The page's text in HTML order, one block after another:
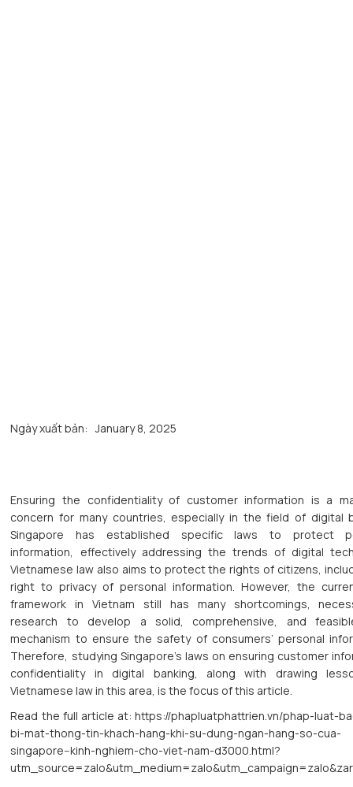
Ngày xuất bản: January 8, 2025
Ensuring the confidentiality of customer information is a
concern for many countries, especially in the field of digital
Singapore has established specific laws to protect
information, effectively addressing the trends of digital
Vietnamese law also aims to protect the rights of citizens,
right to privacy of personal information. However, the
framework in Vietnam still has many shortcomings,
research to develop a solid, comprehensive, and
mechanism to ensure the safety of consumers’ personal
Therefore, studying Singapore’s laws on ensuring customer
confidentiality in digital banking, along with drawing
Vietnamese law in this area, is the focus of this article.
Read the full article at: https://phapluatphattrien.vn/phap-luat-
bi-mat-thong-tin-khach-hang-khi-su-dung-ngan-hang-so-cua-
singapore--kinh-nghiem-cho-viet-nam-d3000.html?